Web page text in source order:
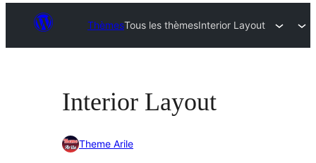
ThèmesTous les thèmesInterior Layout
Interior Layout
Theme Arile